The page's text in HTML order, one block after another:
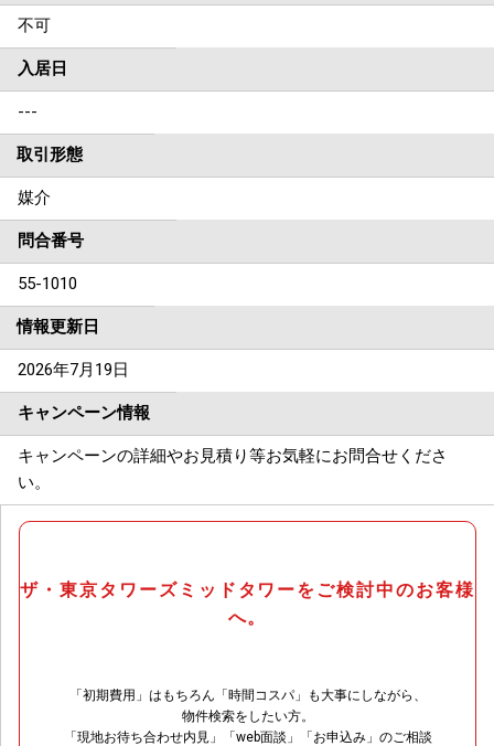
不可
入居日
---
取引形態
媒介
問合番号
55-1010
情報更新日
2026年7月19日
キャンペーン情報
キャンペーンの詳細やお見積り等お気軽にお問合せくださ
い。
ザ・東京タワーズミッドタワーをご検討中のお客様
へ。
「初期費用」はもちろん「時間コスパ」も大事にしながら、
物件検索をしたい方。
「現地お待ち合わせ内見」「web面談」「お申込み」のご相談